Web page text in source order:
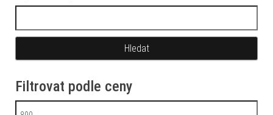
Filtrovat podle ceny
Minimální cena